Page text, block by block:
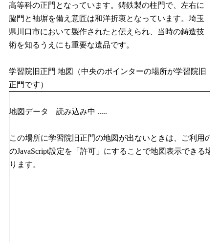
高等科の正門となっています。鋳鉄製の柱門で、左右に
脇門と袖塀を備え意匠は和洋折衷となっています。埼玉
県川口市において製作されたと伝えられ、当時の鋳造技
術を知るうえにも重要な遺品です。
学習院旧正門 地図（中央のポインターの場所が学習院旧
正門です）
地図データ 読み込み中 .....
この場所に学習院旧正門の地図が出ないときは、ご利用の
のJavaScript設定を「許可」にすることで地図表示できる場
ります。